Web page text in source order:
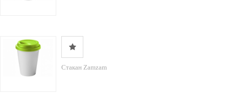
Стакан Zamzam